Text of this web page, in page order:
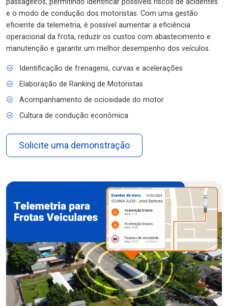
passageiros, permitindo identificar possíveis riscos de acidentes
e o modo de condução dos motoristas. Com uma gestão
eficiente da telemetria, é possível aumentar a eficiência
operacional da frota, reduzir os custos com abastecimento e
manutenção e garantir um melhor desempenho dos veículos.
Identificação de frenagens, curvas e acelerações
Elaboração de Ranking de Motoristas
Acompanhamento de ociosidade do motor
Cultura de condução econômica
Solicite uma demonstração